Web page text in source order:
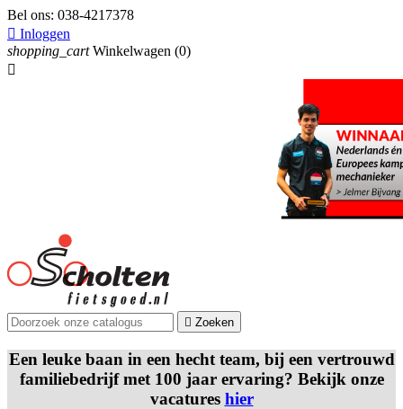
Bel ons: 038-4217378
 Inloggen
shopping_cart Winkelwagen (0)

 Zoeken
Een leuke baan in een hecht team, bij een vertrouwd
familiebedrijf met 100 jaar ervaring? Bekijk onze
vacatures hier